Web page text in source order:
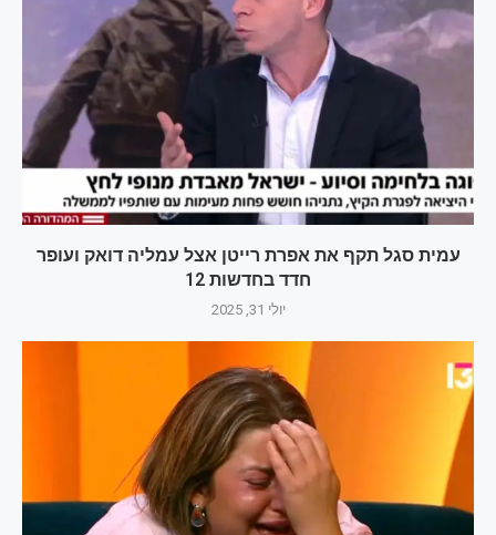
עמית סגל תקף את אפרת רייטן אצל עמליה דואק ועופר
חדד בחדשות 12
יולי 31, 2025